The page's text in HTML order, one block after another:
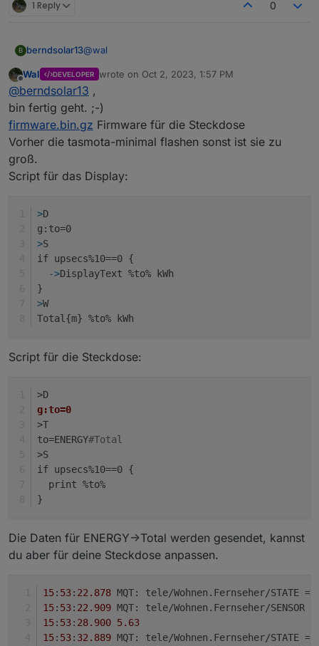
1 Reply 0
B berndsolar13@wal
kein Stress, hab die Teile noch nicht mal bestellt
;)
Offline
Wal DEVELOPER wrote on Oct 2, 2023, 1:57 PM
last edited by
@berndsolar13 ,
bin fertig geht. ;-)
firmware.bin.gz Firmware für die Steckdose
Vorher die tasmota-minimal flashen sonst ist sie zu
groß.
Script für das Display:
>D
g:to=0
>S
if upsecs%10==0 {
  ->
DisplayText %to% kWh
}
>W
Total{m} %to% kWh
Script für die Steckdose:
>D
g:to=0
>T
to=ENERGY#Total
>S
if upsecs%10==0 {
  print %to%
}
Die Daten für ENERGY->Total werden gesendet, kannst
du aber für deine Steckdose anpassen.
15: 53: 22.878 MQT: tele/Wohnen.Fernseher/STATE =
15: 53: 22.909 MQT: tele/Wohnen.Fernseher/SENSOR
15: 53: 28.900 5.63
15: 53: 32.889 MQT: tele/Wohnen.Fernseher/STATE =